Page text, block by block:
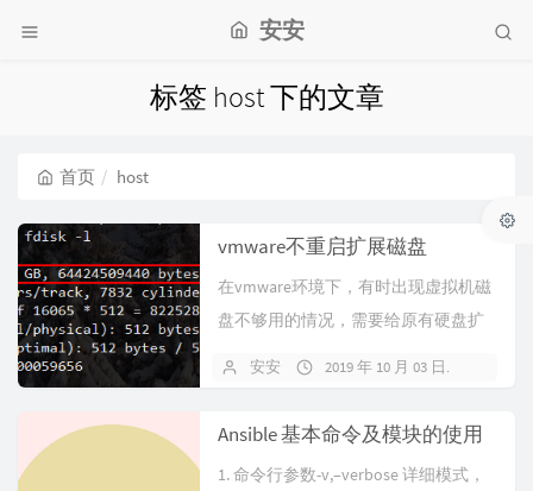
安安
标签 host 下的文章
首页 host
vmware不重启扩展磁盘
在vmware环境下，有时出现虚拟机磁
盘不够用的情况，需要给原有硬盘扩
安安 2019 年 10 月 03 日
Ansible 基本命令及模块的使用
1. 命令行参数-v,–verbose 详细模式，